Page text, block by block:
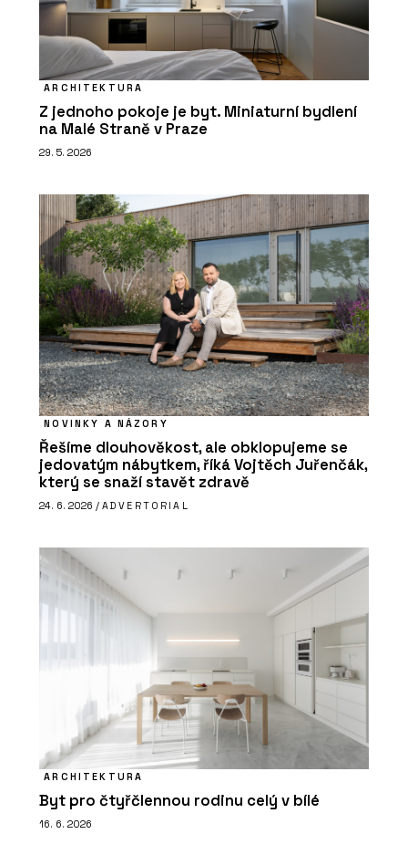
ARCHITEKTURA
Z jednoho pokoje je byt. Miniaturní bydlení
na Malé Straně v Praze
29. 5. 2026
NOVINKY A NÁZORY
Řešíme dlouhověkost, ale obklopujeme se
jedovatým nábytkem, říká Vojtěch Juřenčák,
který se snaží stavět zdravě
24. 6. 2026 / ADVERTORIAL
ARCHITEKTURA
Byt pro čtyřčlennou rodinu celý v bílé
16. 6. 2026